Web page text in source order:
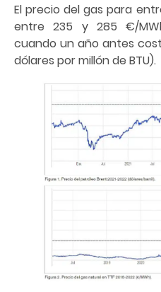
El precio del gas para
entre 235 y 285 €/
cuando un año antes
dólares por millón de BTU).